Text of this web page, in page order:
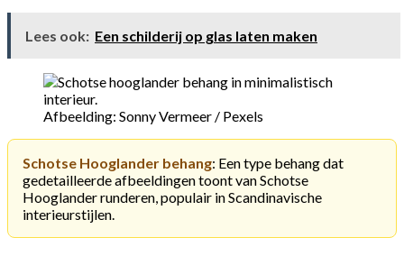
Lees ook: Een schilderij op glas laten maken
Afbeelding: Sonny Vermeer / Pexels
Schotse Hooglander behang: Een type behang dat
gedetailleerde afbeeldingen toont van Schotse
Hooglander runderen, populair in Scandinavische
interieurstijlen.